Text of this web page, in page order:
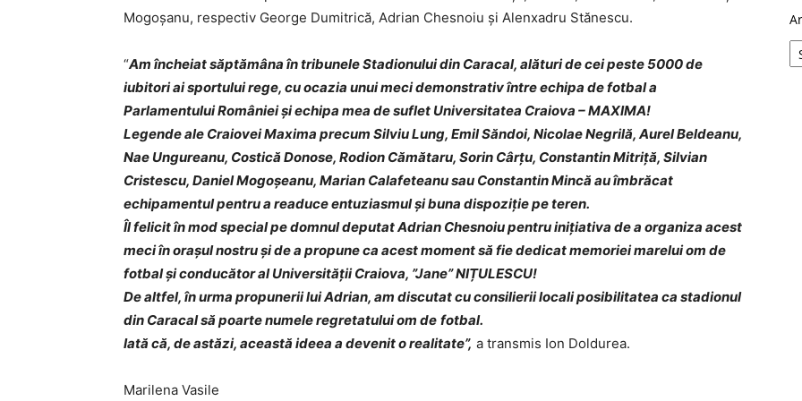
Mogoșanu, respectiv George Dumitrică, Adrian Chesnoiu și Alenxadru Stănescu.
“Am încheiat săptămâna în tribunele Stadionului din Caracal, alături de cei peste 5000 de
iubitori ai sportului rege, cu ocazia unui meci demonstrativ între echipa de fotbal a
Parlamentului României și echipa mea de suflet Universitatea Craiova – MAXIMA!
Legende ale Craiovei Maxima precum Silviu Lung, Emil Săndoi, Nicolae Negrilă, Aurel Beldeanu,
Nae Ungureanu, Costică Donose, Rodion Cămătaru, Sorin Cârțu, Constantin Mitriță, Silvian
Cristescu, Daniel Mogoșeanu, Marian Calafeteanu sau Constantin Mincă au îmbrăcat
echipamentul pentru a readuce entuziasmul și buna dispoziție pe teren.
Îl felicit în mod special pe domnul deputat Adrian Chesnoiu pentru inițiativa de a organiza acest
meci în orașul nostru și de a propune ca acest moment să fie dedicat memoriei marelui om de
fotbal și conducător al Universității Craiova, ”Jane” NIȚULESCU!
De altfel, în urma propunerii lui Adrian, am discutat cu consilierii locali posibilitatea ca stadionul
din Caracal să poarte numele regretatului om de fotbal.
Iată că, de astăzi, această ideea a devenit o realitate”, a transmis Ion Doldurea.
Marilena Vasile